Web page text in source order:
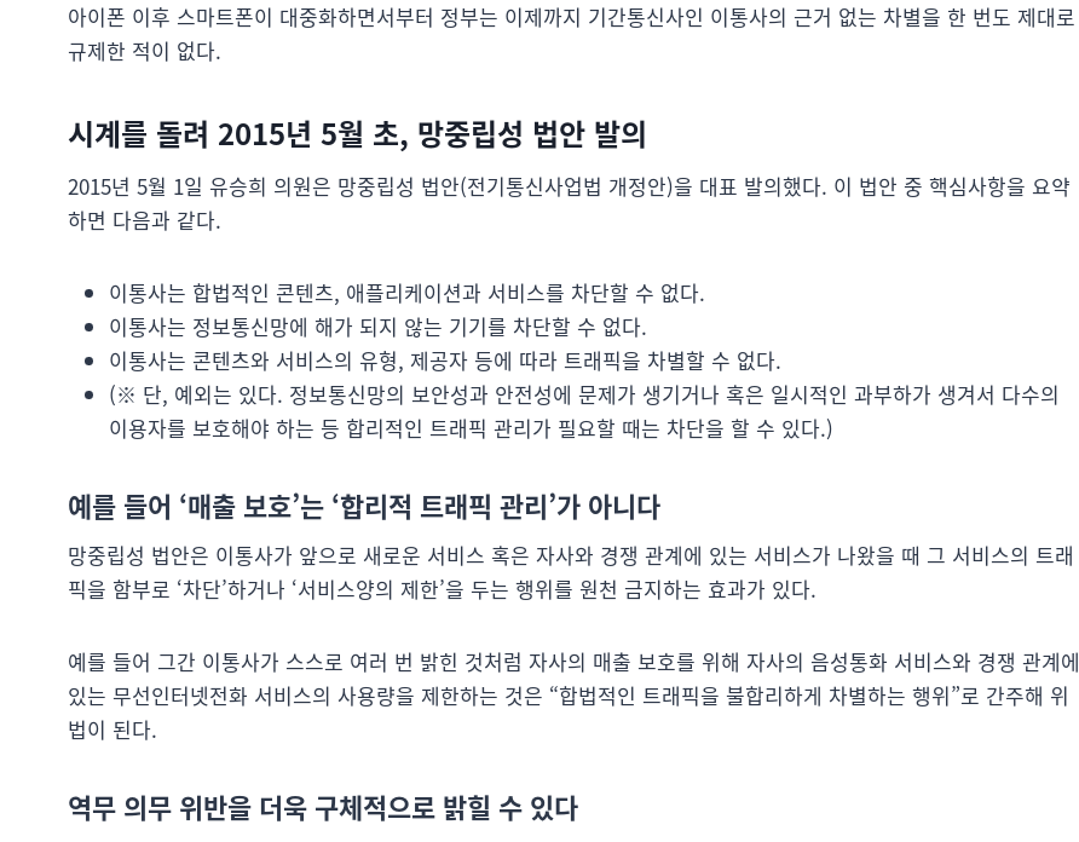
아이폰 이후 스마트폰이 대중화하면서부터 정부는 이제까지 기간통신사인 이통사의 근거 없는 차별을 한 번도 제대로
규제한 적이 없다.
시계를 돌려 2015년 5월 초, 망중립성 법안 발의
2015년 5월 1일 유승희 의원은 망중립성 법안(전기통신사업법 개정안)을 대표 발의했다. 이 법안 중 핵심사항을 요약
하면 다음과 같다.
이통사는 합법적인 콘텐츠, 애플리케이션과 서비스를 차단할 수 없다.
이통사는 정보통신망에 해가 되지 않는 기기를 차단할 수 없다.
이통사는 콘텐츠와 서비스의 유형, 제공자 등에 따라 트래픽을 차별할 수 없다.
(※ 단, 예외는 있다. 정보통신망의 보안성과 안전성에 문제가 생기거나 혹은 일시적인 과부하가 생겨서 다수의
이용자를 보호해야 하는 등 합리적인 트래픽 관리가 필요할 때는 차단을 할 수 있다.)
예를 들어 ‘매출 보호’는 ‘합리적 트래픽 관리’가 아니다
망중립성 법안은 이통사가 앞으로 새로운 서비스 혹은 자사와 경쟁 관계에 있는 서비스가 나왔을 때 그 서비스의 트래
픽을 함부로 ‘차단’하거나 ‘서비스양의 제한’을 두는 행위를 원천 금지하는 효과가 있다.
예를 들어 그간 이통사가 스스로 여러 번 밝힌 것처럼 자사의 매출 보호를 위해 자사의 음성통화 서비스와 경쟁 관계에
있는 무선인터넷전화 서비스의 사용량을 제한하는 것은 “합법적인 트래픽을 불합리하게 차별하는 행위”로 간주해 위
법이 된다.
역무 의무 위반을 더욱 구체적으로 밝힐 수 있다